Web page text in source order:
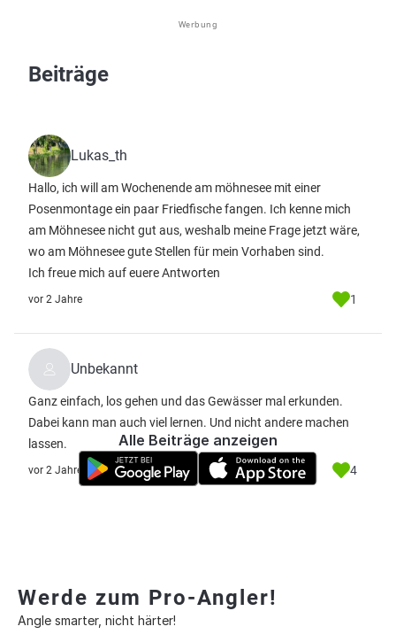
Werbung
Beiträge
Lukas_th
Hallo, ich will am Wochenende am möhnesee mit einer
Posenmontage ein paar Friedfische fangen. Ich kenne mich
am Möhnesee nicht gut aus, weshalb meine Frage jetzt wäre,
wo am Möhnesee gute Stellen für mein Vorhaben sind.
Ich freue mich auf euere Antworten
vor 2 Jahre 1
Unbekannt
Ganz einfach, los gehen und das Gewässer mal erkunden.
Dabei kann man auch viel lernen. Und nicht andere machen
lassen.
vor 2 Jahre 4
Alle Beiträge anzeigen
Werde zum Pro-Angler!
Angle smarter, nicht härter!